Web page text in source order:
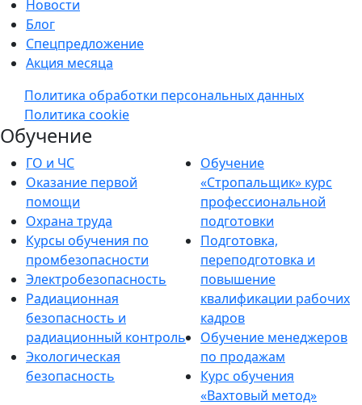
Новости
Блог
Спецпредложение
Акция месяца
Политика обработки персональных данных
Политика cookie
Обучение
ГО и ЧС
Оказание первой
помощи
Охрана труда
Курсы обучения по
промбезопасности
Электробезопасность
Радиационная
безопасность и
радиационный контроль
Экологическая
безопасность
Обучение
«Стропальщик» курс
профессиональной
подготовки
Подготовка,
переподготовка и
повышение
квалификации рабочих
кадров
Обучение менеджеров
по продажам
Курс обучения
«Вахтовый метод»